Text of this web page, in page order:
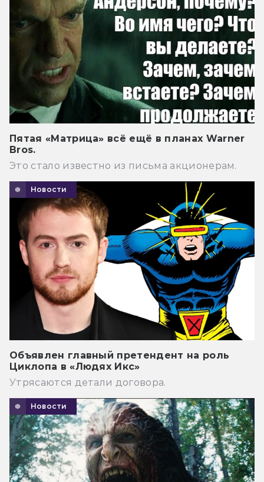
Пятая «Матрица» всё ещё в планах Warner
Bros.
Это стало известно из письма акционерам.
Новости
Объявлен главный претендент на роль
Циклопа в «Людях Икс»
Утрясаются детали договора.
Новости